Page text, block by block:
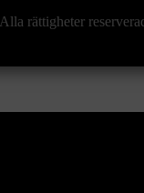
Alla rättigheter